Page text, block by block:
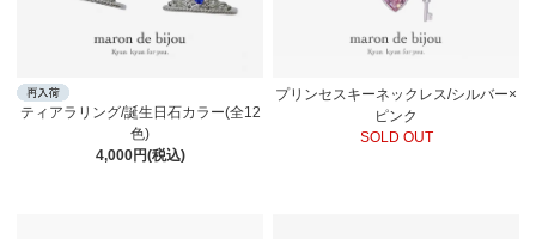
ティアラリング/誕生日石カラー(全12
色)
4,000円(税込)
プリンセスキーネックレス/シルバー×
ピンク
SOLD OUT